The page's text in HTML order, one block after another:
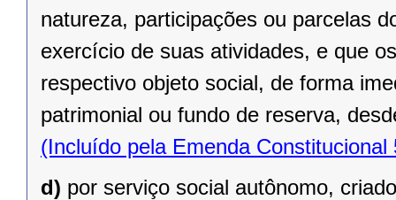
natureza, participações ou parcelas
exercício de suas atividades, e que
respectivo objeto social, de forma
patrimonial ou fundo de reserva,
(Incluído pela Emenda Constitucional
d) por serviço social autônomo,